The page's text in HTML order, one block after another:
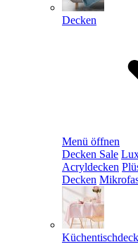
Decken
Menü öffnen
Decken Sale
Acryldecken
Decken